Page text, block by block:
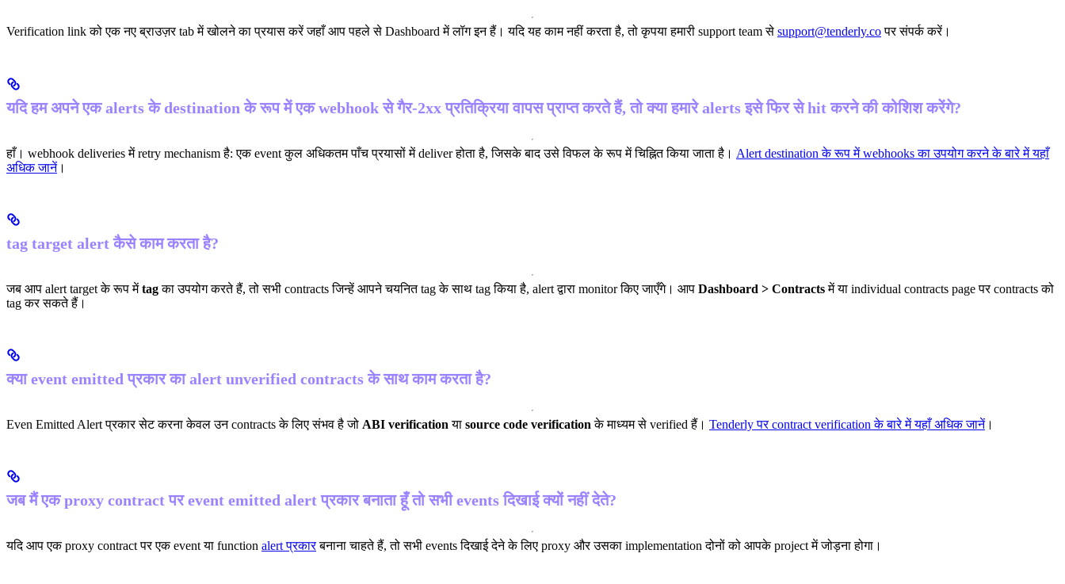
Verification link को एक नए ब्राउज़र tab में खोलने का प्रयास करें जहाँ आप पहले से Dashboard में लॉग इन हैं। यदि यह काम नहीं करता है, तो कृपया हमारी support team से support@tenderly.coपर संपर्क करें।
यदि हम अपने एक alerts के destination के रूप में एक webhook से गैर-2xx प्रतिक्रिया वापस प्राप्त करते हैं, तो क्या हमारे alerts इसे फिर से hit करने की कोशिश करेंगे?
हाँ। webhook deliveries में retry mechanism है: एक event कुल अधिकतम पाँच प्रयासों में deliver होता है, जिसके बाद उसे विफल के रूप में चिह्नित किया जाता है। Alert destination के रूप में webhooks का उपयोग करने के बारे में यहाँ
अधिक जानें।
tag target alert कैसे काम करता है?
जब आप alert target के रूप मेंtagका उपयोग करते हैं, तो सभी contracts जिन्हें आपने चयनित tag के साथ tag किया है, alert द्वारा monitor किए जाएँगे। आप Dashboard > Contractsमें या individual contracts page पर contracts को
tag कर सकते हैं।
क्या event emitted प्रकार का alert unverified contracts के साथ काम करता है?
Even Emitted Alert प्रकार सेट करना केवल उन contracts के लिए संभव है जो ABI verification या source code verification के माध्यम से verified हैं। Tenderly पर contract verification के बारे में यहाँ अधिक जानें।
जब मैं एक proxy contract पर event emitted alert प्रकार बनाता हूँ तो सभी events दिखाई क्यों नहीं देते?
यदि आप एक proxy contract पर एक event या function alert प्रकारबनाना चाहते हैं, तो सभी events दिखाई देने के लिए proxy और उसका implementation दोनों को आपके project में जोड़ना होगा।